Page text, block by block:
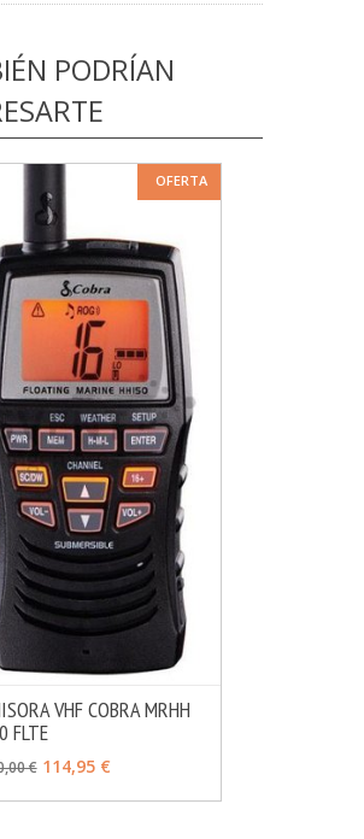
PODRÍAN
OFERTA
AÑADIR
VHF COBRA MRHH
FLTE
€ 114,95 €